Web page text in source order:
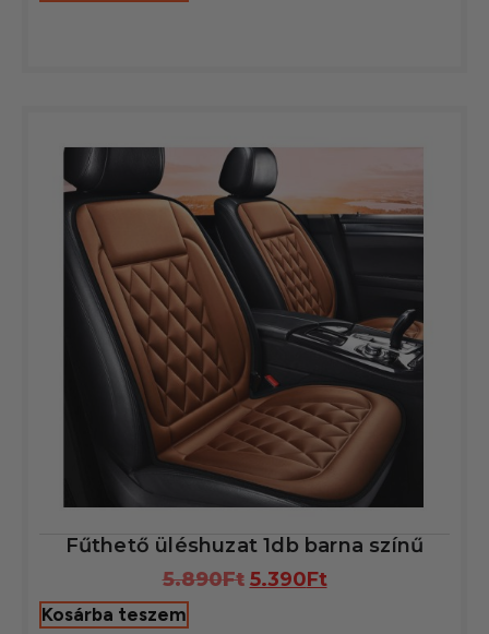
Fűthető üléshuzat 1db barna színű
5.890Ft 5.390Ft
Kosárba teszem